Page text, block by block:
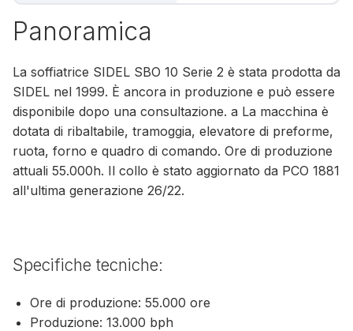
Panoramica
La soffiatrice SIDEL SBO 10 Serie 2 è stata prodotta da
SIDEL nel 1999. È ancora in produzione e può essere
disponibile dopo una consultazione. a La macchina è
dotata di ribaltabile, tramoggia, elevatore di preforme,
ruota, forno e quadro di comando. Ore di produzione
attuali 55.000h. Il collo è stato aggiornato da PCO 1881
all'ultima generazione 26/22.
Specifiche tecniche:
Ore di produzione: 55.000 ore
Produzione: 13.000 bph